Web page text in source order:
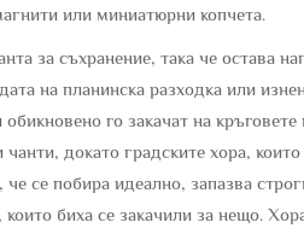
или миниатюрни копчета.
за съхранение, така че остава
на планинска разходка или
го закачат на
докато градските хора,
се побира идеално, запазва
биха се закачили за нещо.